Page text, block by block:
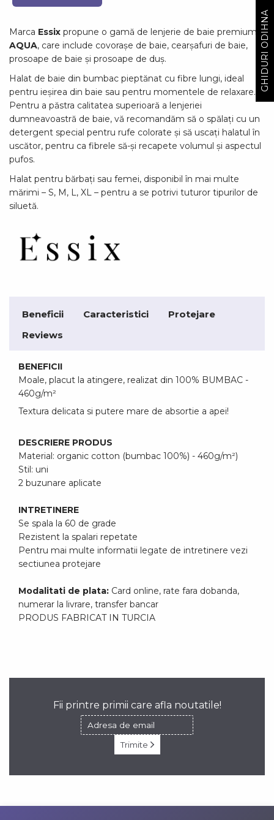
Marca Essix propune o gamă de lenjerie de baie premium
AQUA, care include covorașe de baie, cearșafuri de baie,
prosoape de baie și prosoape de duș.
Halat de baie din bumbac pieptănat cu fibre lungi, ideal
pentru ieșirea din baie sau pentru momentele de relaxare.
Pentru a păstra calitatea superioară a lenjeriei
dumneavoastră de baie, vă recomandăm să o spălați cu un
detergent special pentru rufe colorate și să uscați halatul în
uscător, pentru ca fibrele să-și recapete volumul și aspectul
pufos.
Halat pentru bărbați sau femei, disponibil în mai multe
mărimi – S, M, L, XL – pentru a se potrivi tuturor tipurilor de
siluetă.
Beneficii Caracteristici
Protejare
Reviews
BENEFICII
Moale, placut la atingere, realizat din 100% BUMBAC -
460g/m²
Textura delicata si putere mare de absortie a apei!
DESCRIERE PRODUS
Material: organic cotton (bumbac 100%) - 460g/m²)
Stil: uni
2 buzunare aplicate
INTRETINERE
Se spala la 60 de grade
Rezistent la spalari repetate
Pentru mai multe informatii legate de intretinere vezi
sectiunea protejare
Modalitati de plata: Card online, rate fara dobanda,
numerar la livrare, transfer bancar
PRODUS FABRICAT IN TURCIA
Fii printre primii care afla noutatile!
Trimite
GHIDURI ODIHNA